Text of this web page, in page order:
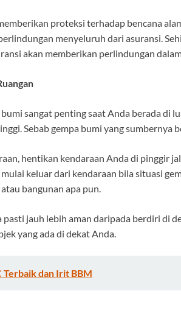
proteksi terhadap bencana
menyeluruh dari asuransi.
akan memberikan perlindungan
sangat penting saat Anda berada di
Sebab gempa bumi yang
hentikan kendaraan Anda di pinggir
keluar dari kendaraan bila situasi
bangunan apa pun.
jauh lebih aman daripada berdiri di
yang ada di dekat Anda.
Terbaik dan Irit BBM